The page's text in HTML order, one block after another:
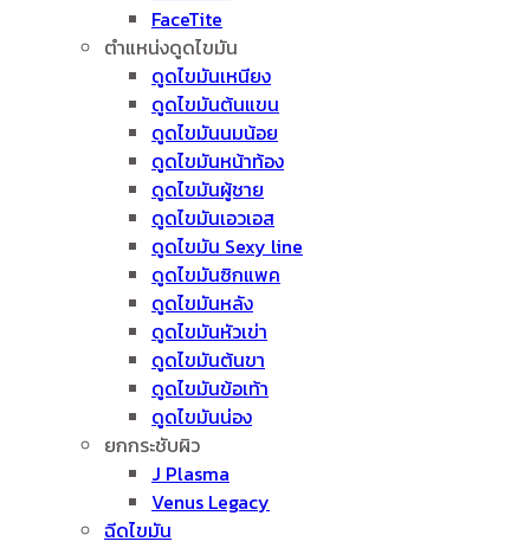
FaceTite
ตำแหน่งดูดไขมัน
ดูดไขมันเหนียง
ดูดไขมันต้นแขน
ดูดไขมันนมน้อย
ดูดไขมันหน้าท้อง
ดูดไขมันผู้ชาย
ดูดไขมันเอวเอส
ดูดไขมัน Sexy line
ดูดไขมันซิกแพค
ดูดไขมันหลัง
ดูดไขมันหัวเข่า
ดูดไขมันต้นขา
ดูดไขมันข้อเท้า
ดูดไขมันน่อง
ยกกระชับผิว
J Plasma
Venus Legacy
ฉีดไขมัน